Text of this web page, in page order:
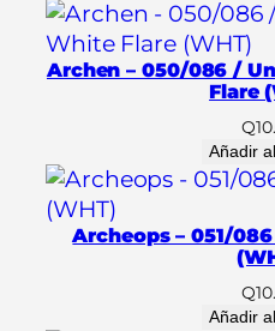
ñ
o
l
a
n
t
Archen – 050/086 /
Flare
Q
Añadir
Archeops – 051/
Q
Añadir